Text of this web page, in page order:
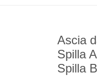
Ascia
Spilla
Spilla